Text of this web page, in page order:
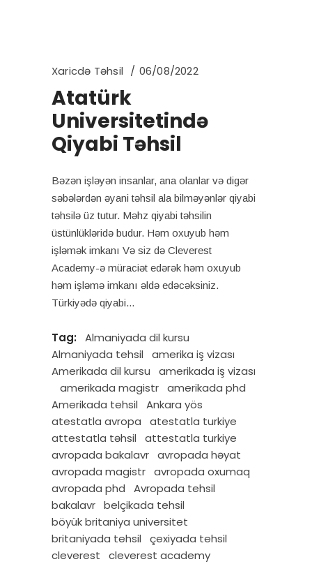
Xaricdə Təhsil 06/08/2022
Atatürk
Universitetində
Qiyabi Təhsil
Bəzən işləyən insanlar, ana olanlar və digər
səbələrdən əyani təhsil ala bilməyənlər qiyabi
təhsilə üz tutur. Məhz qiyabi təhsilin
üstünlükləridə budur. Həm oxuyub həm
işləmək imkanı Və siz də Cleverest
Academy-ə müraciət edərək həm oxuyub
həm işləmə imkanı əldə edəcəksiniz.
Türkiyədə qiyabi
Tag:
Almaniyada dil kursu
Almaniyada tehsil
amerika iş vizası
Amerikada dil kursu
amerikada iş vizası
amerikada magistr amerikada phd
Amerikada tehsil
Ankara yös
atestatla avropa
atestatla turkiye
attestatla təhsil
attestatla turkiye
avropada bakalavr avropada həyat
avropada magistr avropada oxumaq
avropada phd
Avropada tehsil
bakalavr belçikada tehsil
böyük britaniya universitet
britaniyada tehsil
çexiyada tehsil
cleverest
cleverest academy